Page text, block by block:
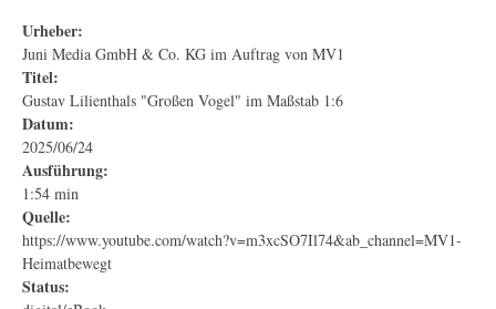
Urheber:
Juni Media GmbH & Co. KG im Auftrag von MV1
Titel:
Gustav Lilienthals "Großen Vogel" im Maßstab 1:6
Datum:
2025/06/24
Ausführung:
1:54 min
Quelle:
https://www.youtube.com/watch?v=m3xcSO7Il74&ab_channel=MV1-
Heimatbewegt
Status: